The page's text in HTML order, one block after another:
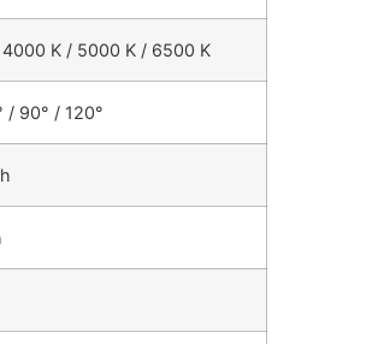
K / 5000 K / 6500 K
/ 90° / 120°